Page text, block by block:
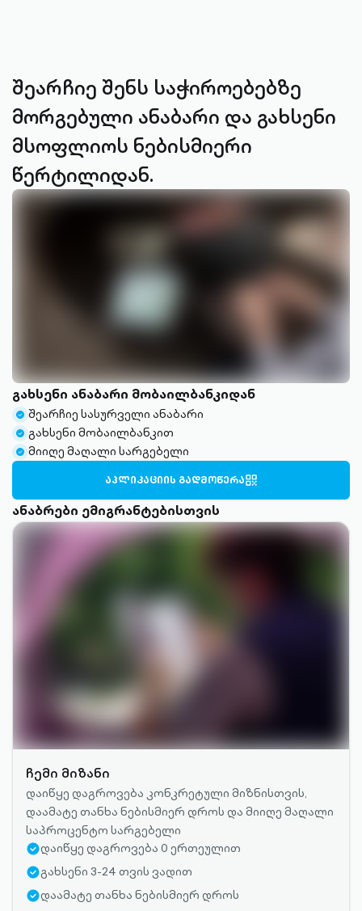
შეარჩიე შენს საჭიროებებზე
მორგებული ანაბარი და გახსენი
მსოფლიოს ნებისმიერი
წერტილიდან.
გახსენი ანაბარი მობაილბანკიდან
check-
circle-
filled
შეარჩიე სასურველი ანაბარი
check-
circle-
გახსენი მობაილბანკით
check-
მიიღე მაღალი სარგებელი
ᲐᲞᲚᲘᲙᲐᲪᲘᲘᲡ ᲒᲐᲓᲛᲝᲬᲔᲠᲐ
ანაბრები ემიგრანტებისთვის
ჩემი მიზანი
დაიწყე დაგროვება კონკრეტული მიზნისთვის,
დაამატე თანხა ნებისმიერ დროს და მიიღე მაღალი
საპროცენტო სარგებელი
დაიწყე დაგროვება 0 ერთეულით
გახსენი 3-24 თვის ვადით
დაამატე თანხა ნებისმიერ დროს